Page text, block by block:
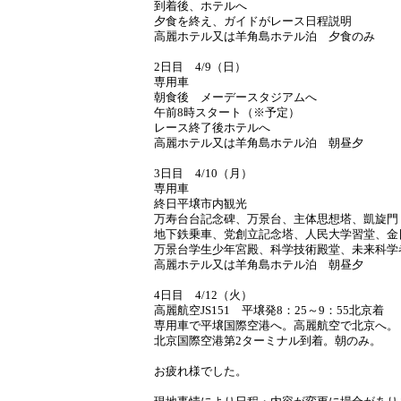
到着後、ホテルへ
夕食を終え、ガイドがレース日程説明
高麗ホテル又は羊角島ホテル泊 夕食のみ
2日目 4/9（日）
専用車
朝食後 メーデースタジアムへ
午前8時スタート（※予定）
レース終了後ホテルへ
高麗ホテル又は羊角島ホテル泊 朝昼夕
3日目 4/10（月）
専用車
終日平壌市内観光
万寿台台記念碑、万景台、主体思想塔、凱旋門
地下鉄乗車、党創立記念塔、人民大学習堂、
万景台学生少年宮殿、科学技術殿堂、未来科学
高麗ホテル又は羊角島ホテル泊 朝昼夕
4日目 4/12（火）
高麗航空JS151 平壌発8：25～9：55北京着
専用車で平壌国際空港へ。高麗航空で北京へ。
北京国際空港第2ターミナル到着。朝のみ。
お疲れ様でした。